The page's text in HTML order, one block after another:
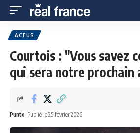
ACTUS
Courtois : "Vous savez
qui sera notre prochain
Punto Publié le 25 février 2026